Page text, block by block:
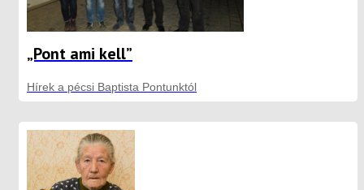
„Pont ami kell”
Hírek a pécsi Baptista Pontunktól